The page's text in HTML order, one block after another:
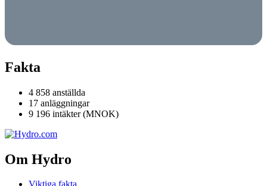
Fakta
4 858 anställda
17 anläggningar
9 196 intäkter (MNOK)
Om Hydro